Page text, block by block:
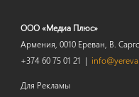
ООО «Медиа Плюс»
Армения, 0010 Ереван, В.
+374 60 75 01 21 |
Для Рекламы